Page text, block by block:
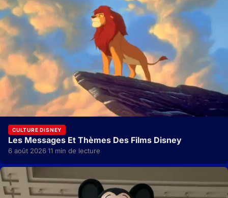
CULTURE DISNEY
Les Messages Et Thèmes Des Films Disney
6 août 2026·11 min de lecture